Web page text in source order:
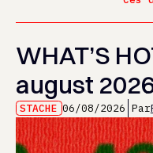
WHAT’S
august
STACHE 06/08/2026 Par